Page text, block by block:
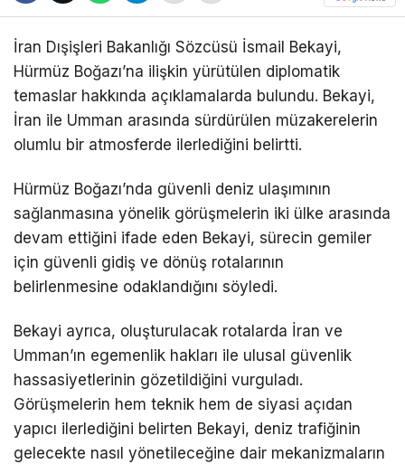
İran Dışişleri Bakanlığı Sözcüsü İsmail Bekayi,
Hürmüz Boğazı’na ilişkin yürütülen diplomatik
temaslar hakkında açıklamalarda bulundu. Bekayi,
İran ile Umman arasında sürdürülen müzakerelerin
olumlu bir atmosferde ilerlediğini belirtti.
Hürmüz Boğazı’nda güvenli deniz ulaşımının
sağlanmasına yönelik görüşmelerin iki ülke arasında
devam ettiğini ifade eden Bekayi, sürecin gemiler
için güvenli gidiş ve dönüş rotalarının
belirlenmesine odaklandığını söyledi.
Bekayi ayrıca, oluşturulacak rotalarda İran ve
Umman’ın egemenlik hakları ile ulusal güvenlik
hassasiyetlerinin gözetildiğini vurguladı.
Görüşmelerin hem teknik hem de siyasi açıdan
yapıcı ilerlediğini belirten Bekayi, deniz trafiğinin
gelecekte nasıl yönetileceğine dair mekanizmaların